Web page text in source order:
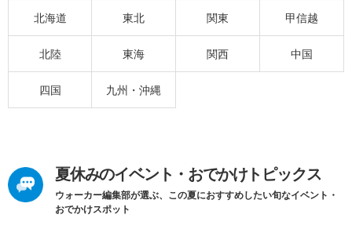
北海道 東北 関東 甲信越
北陸 東海 関西 中国
四国 九州・沖縄
夏休みのイベント・おでかけトピックス
ウォーカー編集部が選ぶ、この夏におすすめしたい旬なイベント・
おでかけスポット